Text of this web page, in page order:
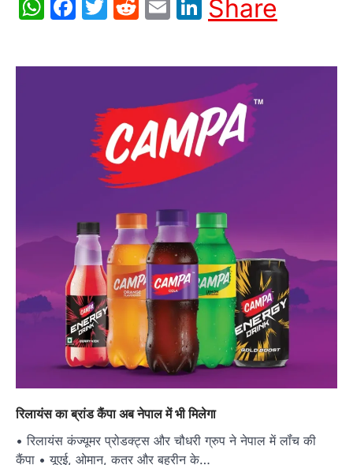
WhatsApp
Facebook
Twitter
Reddit
EmailLinkedIn
Share
रिलायंस का ब्रांड कैंपा अब नेपाल में भी मिलेगा
• रिलायंस कंज्यूमर प्रोडक्ट्स और चौधरी ग्रुप ने नेपाल में लॉंच की
कैंपा • यूएई, ओमान, कतर और बहरीन के…